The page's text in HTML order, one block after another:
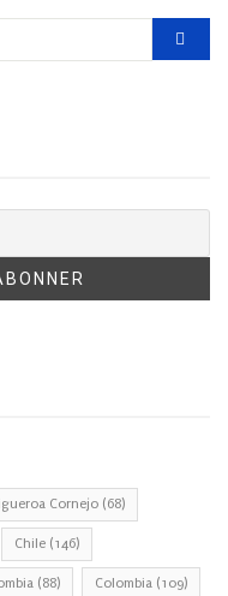
Cornejo (68)
Chile (146)
(88) Colombia (109)